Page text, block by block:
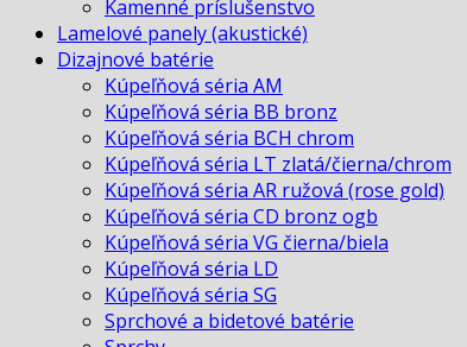
Kamenné príslušenstvo
Lamelové panely (akustické)
Dizajnové batérie
Kúpeľňová séria AM
Kúpeľňová séria BB bronz
Kúpeľňová séria BCH chrom
Kúpeľňová séria LT zlatá/čierna/chrom
Kúpeľňová séria AR ružová (rose gold)
Kúpeľňová séria CD bronz ogb
Kúpeľňová séria VG čierna/biela
Kúpeľňová séria LD
Kúpeľňová séria SG
Sprchové a bidetové batérie